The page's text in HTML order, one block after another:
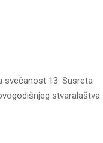
svečanost 13. Susreta
stvaralaštva